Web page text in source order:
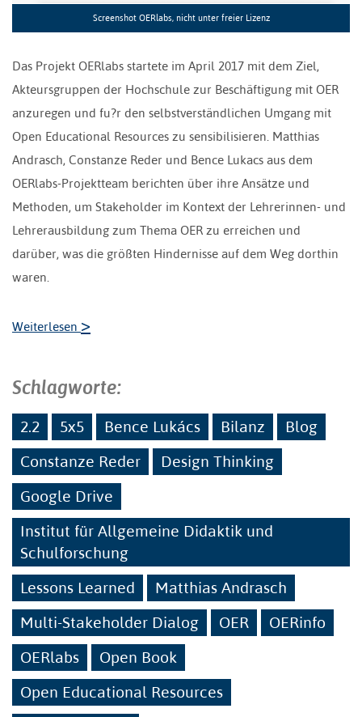
Screenshot OERlabs, nicht unter freier Lizenz
Das Projekt OERlabs startete im April 2017 mit dem Ziel,
Akteursgruppen der Hochschule zur Beschäftigung mit OER
anzuregen und fu?r den selbstverständlichen Umgang mit
Open Educational Resources zu sensibilisieren. Matthias
Andrasch, Constanze Reder und Bence Lukacs aus dem
OERlabs-Projektteam berichten über ihre Ansätze und
Methoden, um Stakeholder im Kontext der Lehrerinnen- und
Lehrerausbildung zum Thema OER zu erreichen und
darüber, was die größten Hindernisse auf dem Weg dorthin
waren.
Weiterlesen >
Schlagworte:
2.2 5x5 Bence Lukács Bilanz
Blog
Constanze Reder
Design Thinking
Google Drive
Institut für Allgemeine Didaktik und
Schulforschung
Lessons Learned
Matthias Andrasch
Multi-Stakeholder Dialog
OER
OERinfo
OERlabs
Open Book
Open Educational Resources